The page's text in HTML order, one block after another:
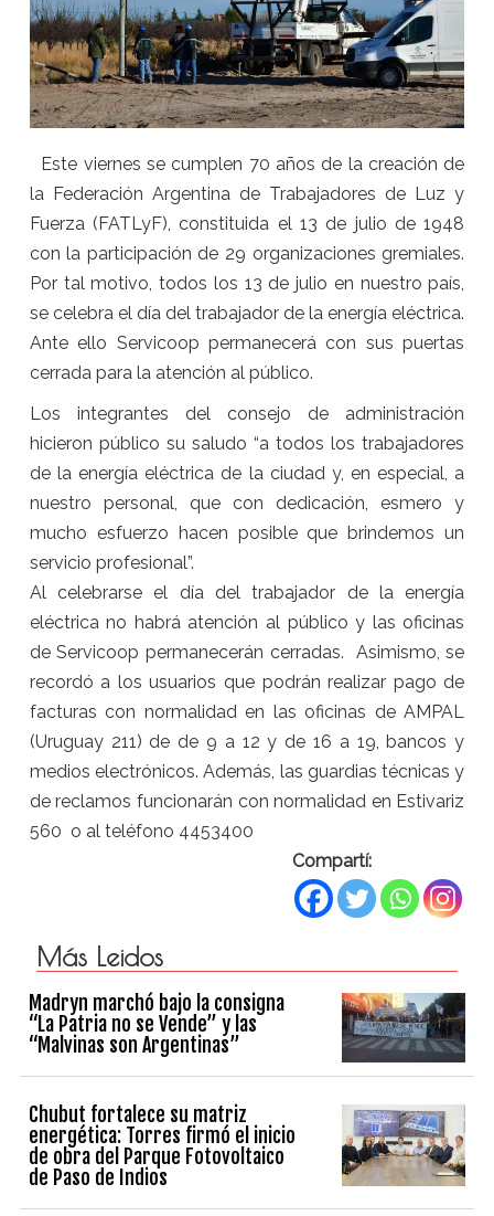
Este viernes se cumplen 70 años de la creación de
la Federación Argentina de Trabajadores de Luz y
Fuerza (FATLyF), constituida el 13 de julio de 1948
con la participación de 29 organizaciones gremiales.
Por tal motivo, todos los 13 de julio en nuestro país,
se celebra el día del trabajador de la energía eléctrica.
Ante ello Servicoop permanecerá con sus puertas
cerrada para la atención al público.
Los integrantes del consejo de administración
hicieron público su saludo “a todos los trabajadores
de la energía eléctrica de la ciudad y, en especial, a
nuestro personal, que con dedicación, esmero y
mucho esfuerzo hacen posible que brindemos un
servicio profesional”.
Al celebrarse el día del trabajador de la energía
eléctrica no habrá atención al público y las oficinas
de Servicoop permanecerán cerradas. Asimismo, se
recordó a los usuarios que podrán realizar pago de
facturas con normalidad en las oficinas de AMPAL
(Uruguay 211) de de 9 a 12 y de 16 a 19, bancos y
medios electrónicos. Además, las guardias técnicas y
de reclamos funcionarán con normalidad en Estivariz
560 o al teléfono 4453400
Compartí:
Más Leidos
Madryn marchó bajo la consigna
“La Patria no se Vende” y las
“Malvinas son Argentinas”
Chubut fortalece su matriz
energética: Torres firmó el inicio
de obra del Parque Fotovoltaico
de Paso de Indios